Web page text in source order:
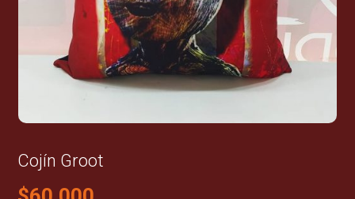
Cojín Groot